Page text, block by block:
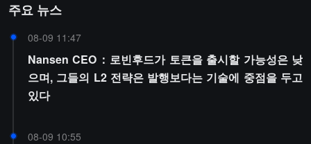
주요 뉴스
08-09 11:47
Nansen CEO：로빈후드가 토큰을 출시할 가능성은 낮
으며, 그들의 L2 전략은 발행보다는 기술에 중점을 두고
있다
08-09 10:55